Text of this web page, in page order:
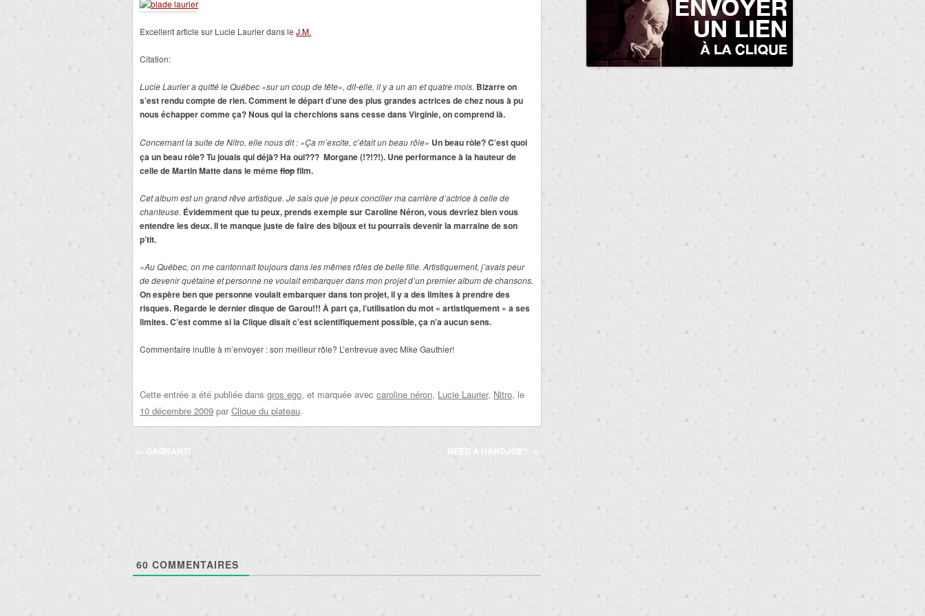
Excellent article sur Lucie Laurier dans le J.M.
Citation:
Lucie Laurier a quitté le Québec «sur un coup de tête», dit-elle, il y a un an et quatre mois. Bizarre on
s’est rendu compte de rien. Comment le départ d’une des plus grandes actrices de chez nous à pu
nous échapper comme ça? Nous qui la cherchions sans cesse dans Virginie, on comprend là.
Concernant la suite de Nitro, elle nous dit : «Ça m’excite, c’était un beau rôle» Un beau rôle? C’est quoi
ça un beau rôle? Tu jouais qui déjà? Ha oui??? Morgane (!?!?!). Une performance à la hauteur de
celle de Martin Matte dans le mêmeflopfilm.
Cet album est un grand rêve artistique. Je sais que je peux concilier ma carrière d’actrice à celle de
chanteuse. Évidemment que tu peux, prends exemple sur Caroline Néron, vous devriez bien vous
entendre les deux. Il te manque juste de faire des bijoux et tu pourrais devenir la marraine de son
p’tit.
«Au Québec, on me cantonnait toujours dans les mêmes rôles de belle fille. Artistiquement, j’avais peur
de devenir quétaine et personne ne voulait embarquer dans mon projet d’un premier album de chansons.
On espère ben que personne voulait embarquer dans ton projet, il y a des limites à prendre des
risques. Regarde le dernier disque de Garou!!! À part ça, l’utilisation du mot « artistiquement » a ses
limites. C’est comme si la Clique disait c’est scientifiquement possible, ça n’a aucun sens.
Commentaire inutile à m’envoyer : son meilleur rôle? L’entrevue avec Mike Gauthier!
Cette entrée a été publiée dans gros ego, et marquée avec caroline néron, Lucie Laurier, Nitro, le
10 décembre 2009 par Clique du plateau.
Navigation
← GAGNANT! NEED A HANDJOB? →
60 COMMENTAIRES